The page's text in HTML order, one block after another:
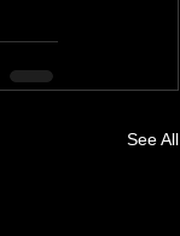
See All